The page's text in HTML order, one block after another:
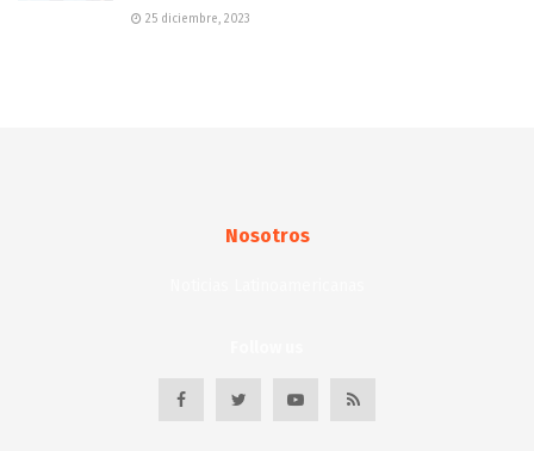
25 diciembre, 2023
Nosotros